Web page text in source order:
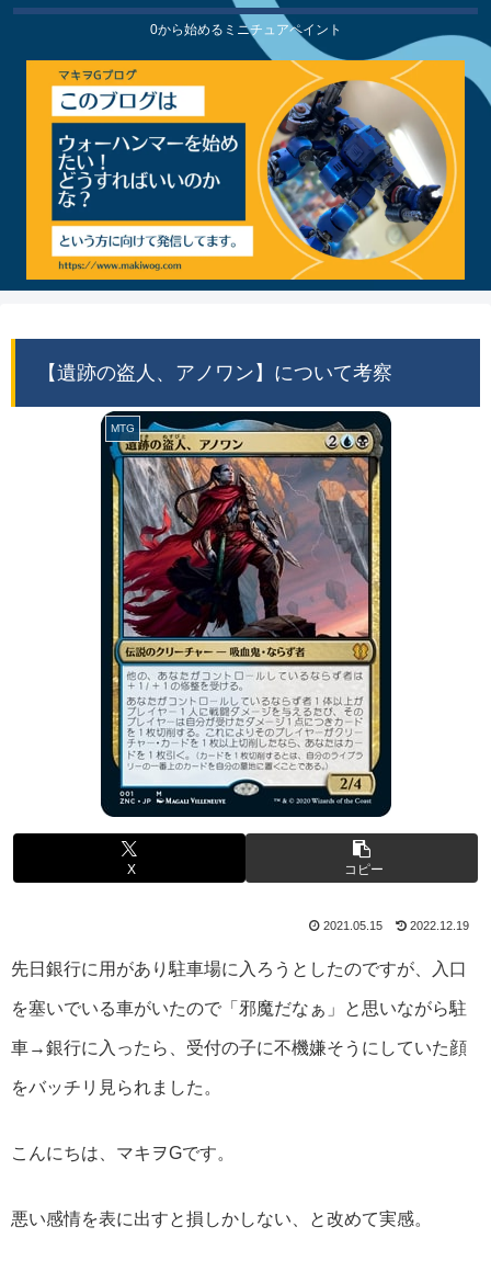
0から始めるミニチュアペイント
【遺跡の盗人、アノワン】について考察
MTG
X コピー
2021.05.15 2022.12.19
先日銀行に用があり駐車場に入ろうとしたのですが、入口
を塞いでいる車がいたので「邪魔だなぁ」と思いながら駐
車→銀行に入ったら、受付の子に不機嫌そうにしていた顔
をバッチリ見られました。
こんにちは、マキヲGです。
悪い感情を表に出すと損しかしない、と改めて実感。